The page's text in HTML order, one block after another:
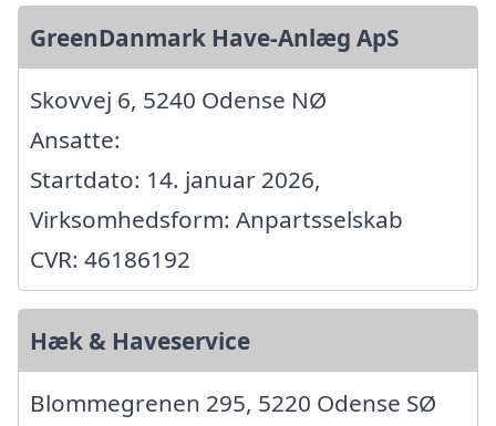
GreenDanmark Have-Anlæg ApS
Skovvej 6, 5240 Odense NØ
Ansatte:
Startdato: 14. januar 2026,
Virksomhedsform: Anpartsselskab
CVR: 46186192
Hæk & Haveservice
Blommegrenen 295, 5220 Odense SØ